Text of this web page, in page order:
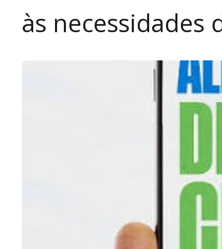
às necessidades